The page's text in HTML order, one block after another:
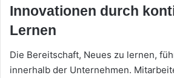
Innovationen durch
Lernen
Die Bereitschaft, Neues zu lernen,
innerhalb der Unternehmen.